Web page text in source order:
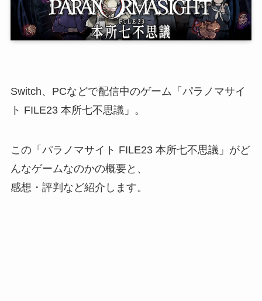
Switch、PCなどで配信中のゲーム「 パラノマサイ
ト FILE23 本所七不思議」。
この「パラノマサイト FILE23 本所七不思議」がど
んなゲームなのかの概要と、
感想・評判など紹介します。